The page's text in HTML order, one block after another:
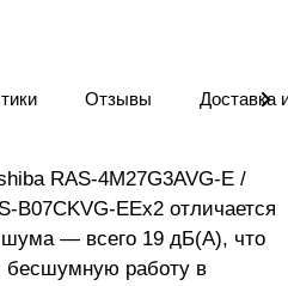
Отзывы Доставка
RAS-4M27G3AVG-E /
B07CKVG-EEx2 отличается
шума — всего 19 дБ(А), что
бесшумную работу в